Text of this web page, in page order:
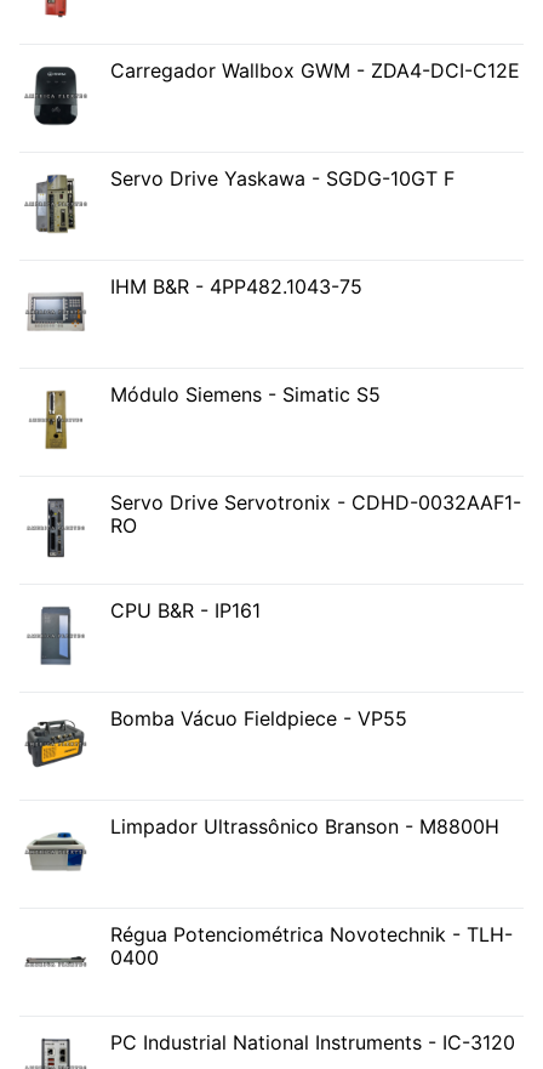
Carregador Wallbox GWM - ZDA4-DCI-C12E
Servo Drive Yaskawa - SGDG-10GT F
IHM B&R - 4PP482.1043-75
Módulo Siemens - Simatic S5
Servo Drive Servotronix - CDHD-0032AAF1-
RO
CPU B&R - IP161
Bomba Vácuo Fieldpiece - VP55
Limpador Ultrassônico Branson - M8800H
Régua Potenciométrica Novotechnik - TLH-
0400
PC Industrial National Instruments - IC-3120